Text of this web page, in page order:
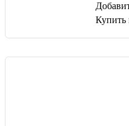
Купить